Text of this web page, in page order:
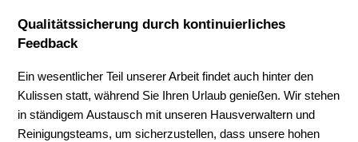
Qualitätssicherung durch kontinuierliches
Feedback
Ein wesentlicher Teil unserer Arbeit findet auch hinter den
Kulissen statt, während Sie Ihren Urlaub genießen. Wir stehen
in ständigem Austausch mit unseren Hausverwaltern und
Reinigungsteams, um sicherzustellen, dass unsere hohen